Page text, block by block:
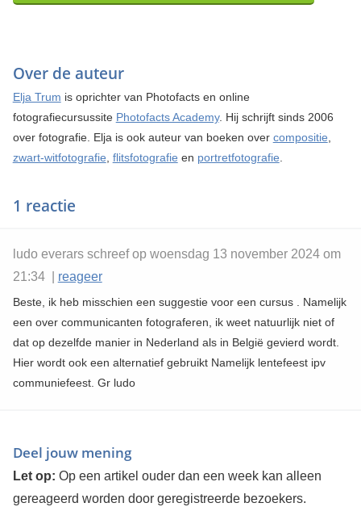
Over de auteur
Elja Trum is oprichter van Photofacts en online
fotografiecursussite Photofacts Academy. Hij schrijft sinds 2006
over fotografie. Elja is ook auteur van boeken over compositie
zwart-witfotografie flitsfotografie en portretfotografie
1 reactie
ludo everars schreef op woensdag 13 november 2024 om
21:34 | reageer
Beste, ik heb misschien een suggestie voor een cursus . Namelijk
een over communicanten fotograferen, ik weet natuurlijk niet of
dat op dezelfde manier in Nederland als in België gevierd wordt.
Hier wordt ook een alternatief gebruikt Namelijk lentefeest ipv
communiefeest. Gr ludo
Deel jouw mening
Let op: Op een artikel ouder dan een week kan alleen
gereageerd worden door geregistreerde bezoekers.